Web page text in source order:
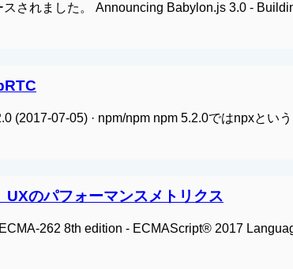
されました。 Announcing Babylon.js 3.0 -
(2017-07-05) · npm/npm npm 5.2.0ではnpxとい
のパフォーマンスメトリクス
262 8th edition - ECMAScript® 2017